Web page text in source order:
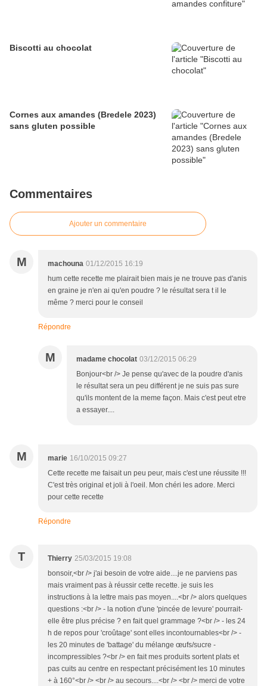
Biscotti au chocolat
Cornes aux amandes (Bredele 2023)
sans gluten possible
Commentaires
Ajouter un commentaire
M machouna 01/12/2015 16:19
hum cette recette me plairait bien mais je ne trouve pas d'anis
en graine je n'en ai qu'en poudre ? le résultat sera t il le
même ? merci pour le conseil
Répondre
M madame chocolat 03/12/2015 06:29
Bonjour<br /> Je pense qu'avec de la poudre d'anis
le résultat sera un peu différent je ne suis pas sure
qu'ils montent de la meme façon. Mais c'est peut etre
a essayer....
M marie 16/10/2015 09:27
Cette recette me faisait un peu peur, mais c'est une réussite !!!
C'est très original et joli à l'oeil. Mon chéri les adore. Merci
pour cette recette
Répondre
T Thierry 25/03/2015 19:08
bonsoir,<br /> j'ai besoin de votre aide....je ne parviens pas
mais vraiment pas à réussir cette recette. je suis les
instructions à la lettre mais pas moyen....<br /> alors quelques
questions :<br /> - la notion d'une 'pincée de levure' pourrait-
elle être plus précise ? en fait quel grammage ?<br /> - les 24
h de repos pour 'croûtage' sont elles incontournables<br /> -
les 20 minutes de 'battage' du mélange œufs/sucre -
incompressibles ?<br /> en fait mes produits sortent plats et
pas cuits au centre en respectant précisément les 10 minutes
+ à 160°<br /> <br /> au secours....<br /> <br /> merci de votre